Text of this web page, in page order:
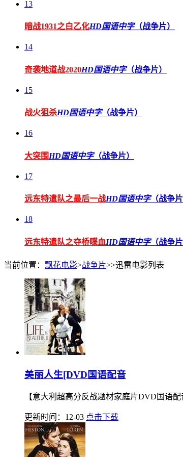
13
暗战1931之白乙化HD国语中字（战争片）
14
奇袭地道战2020HD国语中字（战争片）
15
战火狙杀HD国语中字（战争片）
16
大突围HD国语中字（战争片）
17
远东特遣队之最后一战HD国语中字（战争片
18
远东特遣队之夺桥喋血HD国语中字（战争片
当前位置： 飘花电影>战争片>>迅雷电影列表
美丽人生[DVD国语配音
【意大利超高分反战题材家庭片DVD国语
更新时间：12-03 点击下载